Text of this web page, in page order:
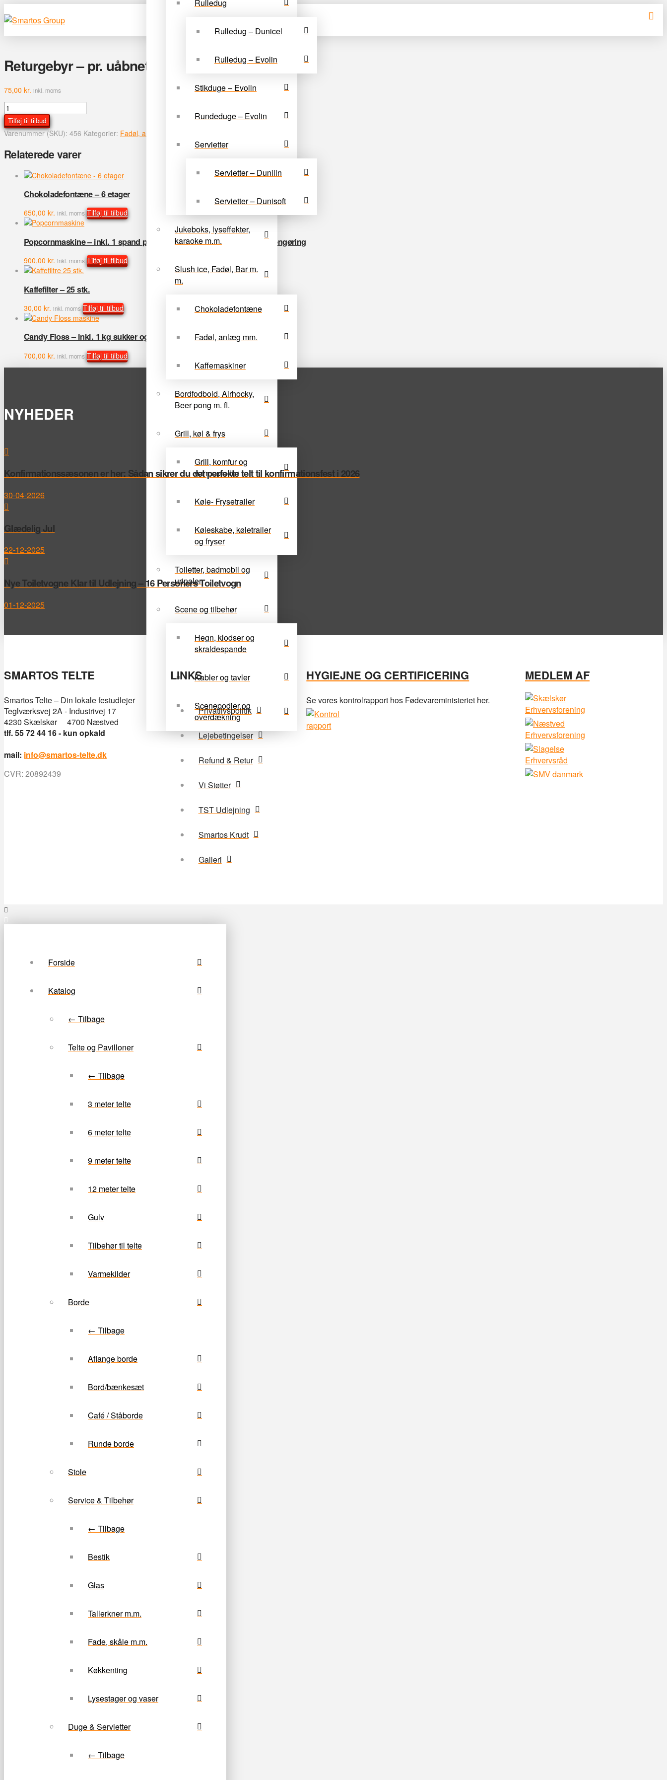
Rulledug
Rulledug – Dunicel
Rulledug – Evolin
Stikduge – Evolin
Rundeduge – Evolin
Servietter
Servietter – Dunilin
Servietter – Dunisoft
Jukeboks, lyseffekter,
karaoke m.m.
Slush ice, Fadøl, Bar m.
m.
Chokoladefontæne
Fadøl, anlæg mm.
Kaffemaskiner
Bordfodbold, Airhocky,
Beer pong m. fl.
Grill, køl & frys
Grill, komfur og
varmeplader
Køle- Frysetrailer
Køleskabe, køletrailer
og fryser
Toiletter, badmobil og
urinaler
Scene og tilbehør
Hegn, klodser og
skraldespande
Kabler og tavler
Scenepodier og
overdækning
Returgebyr – pr. uåbnet fustage
75,00 kr. inkl. moms
Returgebyr
-
pr.
uåbnet
antal
Tilføj til tilbud
Varenummer (SKU): 456 Kategorier: Fadøl, anlæg mm.
Relaterede varer
Chokoladefontæne – 6 etager
650,00 kr. inkl. moms Tilføj til tilbud
Popcornmaskine – inkl. 1 spand popmix, 250 stk. kræmmerhuse og rengøring
900,00 kr. inkl. moms Tilføj til tilbud
Kaffefilter – 25 stk.
30,00 kr. inkl. moms Tilføj til tilbud
Candy Floss – inkl. 1 kg sukker og 50 pinde
700,00 kr. inkl. moms Tilføj til tilbud
NYHEDER
Konfirmationssæsonen er her: Sådan sikrer du det perfekte telt til konfirmationsfest i 2026
30-04-2026
Glædelig Jul
22-12-2025
Nye Toiletvogne Klar til Udlejning – 16 Personers Toiletvogn
01-12-2025
SMARTOS TELTE
Smartos Telte – Din lokale festudlejer
Teglværksvej 2A - Industrivej 17
4230 Skælskør 4700 Næstved
tlf. 55 72 44 16 - kun opkald
mail: info@smartos-telte.dk
CVR: 20892439
LINKS
Privatlivspolitik
Lejebetingelser
Refund & Retur
Vi Støtter
TST Udlejning
Smartos Krudt
Galleri
HYGIEJNE OG CERTIFICERING
Se vores kontrolrapport hos Fødevareministeriet her.
MEDLEM AF
Forside
Katalog
← Tilbage
Telte og Pavilloner
← Tilbage
3 meter telte
6 meter telte
9 meter telte
12 meter telte
Gulv
Tilbehør til telte
Varmekilder
Borde
← Tilbage
Aflange borde
Bord/bænkesæt
Café / Ståborde
Runde borde
Stole
Service & Tilbehør
← Tilbage
Bestik
Glas
Tallerkner m.m.
Fade, skåle m.m.
Køkkenting
Lysestager og vaser
Duge & Servietter
← Tilbage